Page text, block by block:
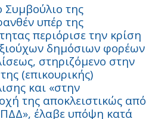
Συμβούλιο της
υπέρ της
περιόρισε την κρίση
δημόσιων φορέων
στηριζόμενο στην
(επικουρικής)
και «στην
της αποκλειστικώς από
έλαβε υπόψη κατά